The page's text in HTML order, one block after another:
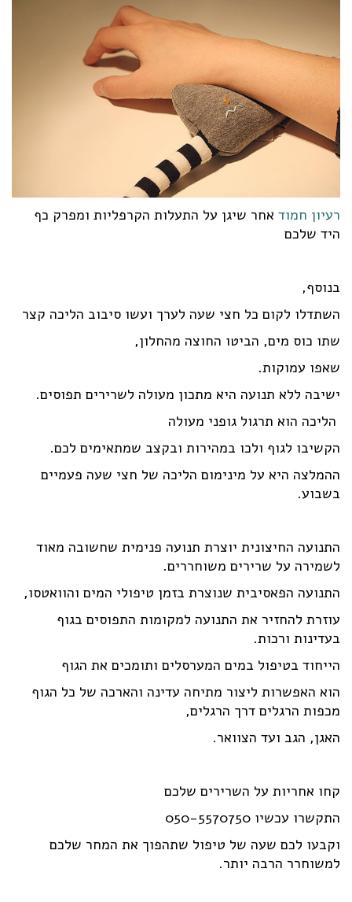
רעיון חמוד אחר שיגן על התעלות הקרפליות ומפרק כף
היד שלכם
בנוסף,
השתדלו לקום כל חצי שעה לערך ועשו סיבוב הליכה קצר
שתו כוס מים, הביטו החוצה מהחלון,
שאפו עמוקות.
ישיבה ללא תנועה היא מתכון מעולה לשרירים תפוסים.
הליכה הוא תרגול גופני מעולה
הקשיבו לגוף ולכו במהירות ובקצב שמתאימים לכם.
ההמלצה היא על מינימום הליכה של חצי שעה פעמיים
בשבוע.
התנועה החיצונית יוצרת תנועה פנימית שחשובה מאוד
לשמירה על שרירים משוחררים.
התנועה הפאסיבית שנוצרת בזמן טיפולי המים והוואטסו,
עוזרת להחזיר את התנועה למקומות התפוסים בגוף
בעדינות ורכות.
הייחוד בטיפול במים המערסלים ותומכים את הגוף
הוא האפשרות ליצור מתיחה עדינה והארכה של כל הגוף
מכפות הרגלים דרך הרגלים,
האגן, הגב ועד הצוואר.
קחו אחריות על השרירים שלכם
התקשרו עכשיו 050-5570750
וקבעו לכם שעה של טיפול שתהפוך את המחר שלכם
למשוחרר הרבה יותר.